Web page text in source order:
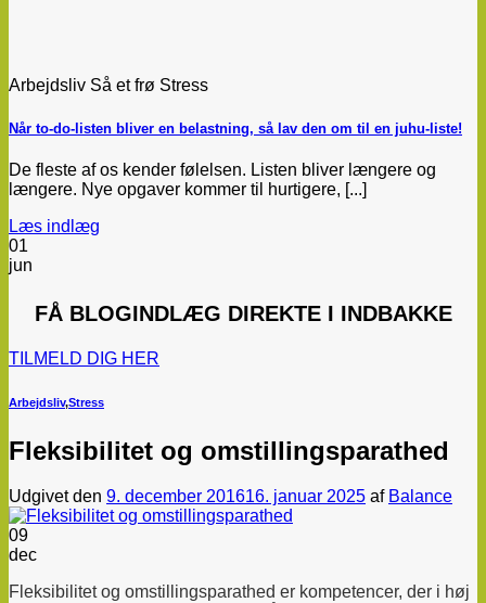
Arbejdsliv Så et frø Stress
Når to-do-listen bliver en belastning, så lav den om til en juhu-liste!
De fleste af os kender følelsen. Listen bliver længere og
længere. Nye opgaver kommer til hurtigere, [...]
Læs indlæg
01
jun
FÅ BLOGINDLÆG DIREKTE I INDBAKKE
TILMELD DIG HER
Arbejdsliv,Stress
Fleksibilitet og omstillingsparathed
Udgivet den 9. december 201616. januar 2025 af Balance
09
dec
Fleksibilitet og omstillingsparathed er kompetencer, der i høj